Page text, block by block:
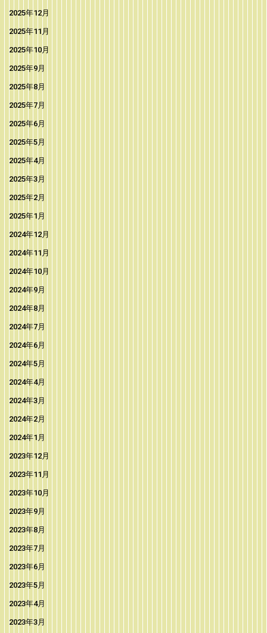
2025年12月
2025年11月
2025年10月
2025年9月
2025年8月
2025年7月
2025年6月
2025年5月
2025年4月
2025年3月
2025年2月
2025年1月
2024年12月
2024年11月
2024年10月
2024年9月
2024年8月
2024年7月
2024年6月
2024年5月
2024年4月
2024年3月
2024年2月
2024年1月
2023年12月
2023年11月
2023年10月
2023年9月
2023年8月
2023年7月
2023年6月
2023年5月
2023年4月
2023年3月